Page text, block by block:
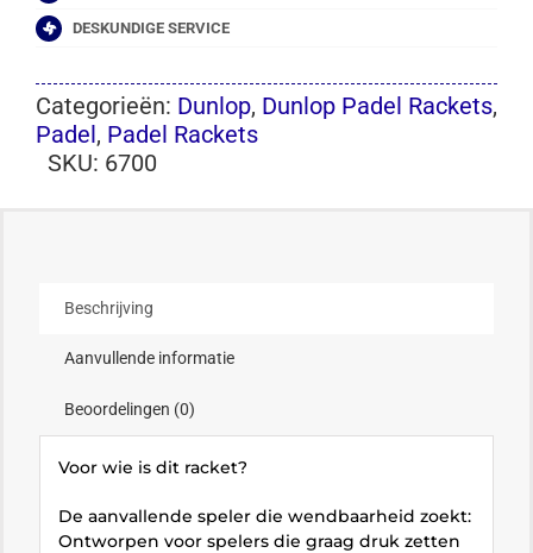
DESKUNDIGE SERVICE
Categorieën: Dunlop, Dunlop Padel Rackets,
Padel, Padel Rackets
SKU: 6700
Beschrijving
Aanvullende informatie
Beoordelingen (0)
Voor wie is dit racket?
De aanvallende speler die wendbaarheid zoekt:
Ontworpen voor spelers die graag druk zetten